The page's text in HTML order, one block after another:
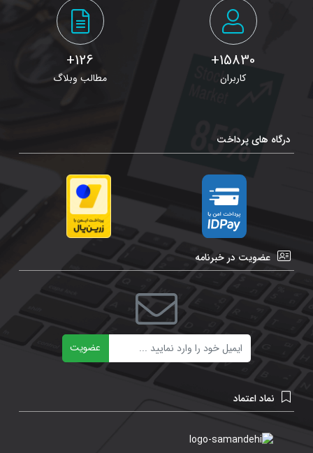
15830+
کاربران
126+
مطالب وبلاگ
درگاه های پرداخت
عضویت در خبرنامه
عضویت
نماد اعتماد